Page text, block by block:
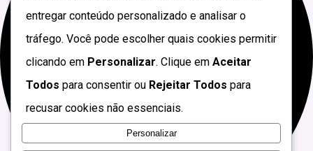
entregar conteúdo personalizado e analisar o
tráfego. Você pode escolher quais cookies permitir
clicando em Personalizar. Clique em Aceitar
Todos para consentir ou Rejeitar Todos para
recusar cookies não essenciais.
Personalizar